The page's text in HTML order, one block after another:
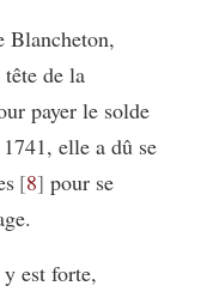
Blancheton,
de la
payer le solde
elle a dû se
8 pour se
est forte,